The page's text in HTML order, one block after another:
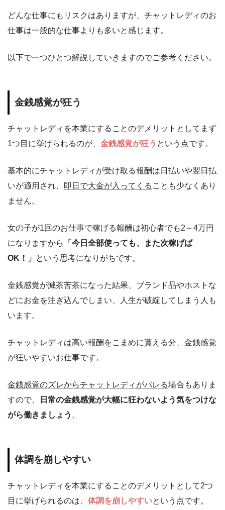
どんな仕事にもリスクはありますが、チャットレディのお
仕事は一般的な仕事よりも多いと感じます。
以下で一つひとつ解説していきますのでご参考ください。
金銭感覚が狂う
チャットレディを本業にすることのデメリットとしてまず
1つ目に挙げられるのが、 金銭感覚が狂う という点です。
基本的にチャットレディが受け取る報酬は日払いや翌日払
いが適用され、
即日で大金が入ってくる ことも少なくあり
ません。
女の子が1回のお仕事で稼げる報酬は初心者でも2～4万円
になりますから
「今日全部使っても、また次稼げば
OK！」 という思考になりがちです。
金銭感覚が滅茶苦茶になった結果、ブランド品やホストな
どにお金を注ぎ込んでしまい、人生が破綻してしまう人も
います。
チャットレディは高い報酬をこまめに貰える分、金銭感覚
が狂いやすいお仕事です。
金銭感覚のズレからチャットレディがバレる場合もありま
すので、
日常の金銭感覚が大幅に狂わないよう気をつけな
がら働きましょう 。
体調を崩しやすい
チャットレディを本業にすることのデメリットとして2つ
目に挙げられるのは、 体調を崩しやすいという点です。